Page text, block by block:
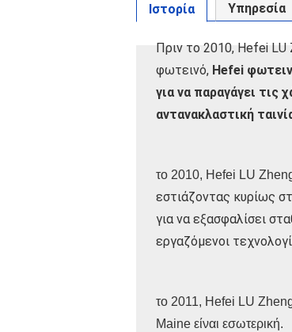
Ιστορία Υπηρεσία
Πριν το 2010, Hefei
φωτεινό, Hefei
για να παραγάγει τις
αντανακλαστική
το 2010, Hefei LU
εστιάζοντας κυρίως
για να εξασφαλίσει
εργαζόμενοι
το 2011, Hefei LU
Maine είναι εσωτερική.